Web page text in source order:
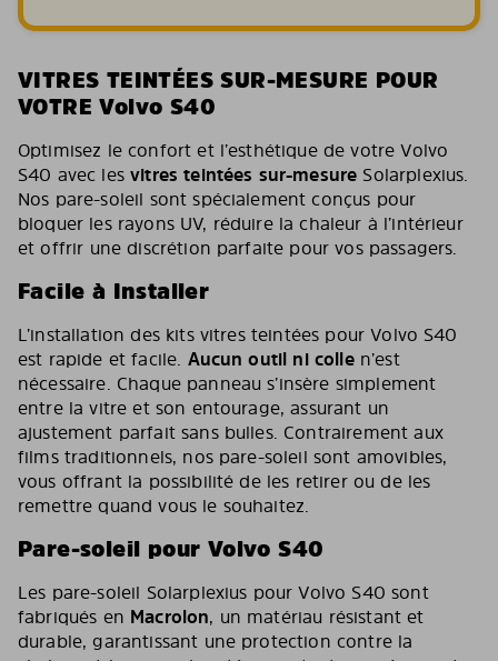
VITRES TEINTÉES SUR-MESURE POUR
VOTRE Volvo S40
Optimisez le confort et l’esthétique de votre Volvo
S40 avec lesvitres teintées sur-mesure Solarplexius.
Nos pare-soleil sont spécialement conçus pour
bloquer les rayons UV, réduire la chaleur à l’intérieur
et offrir une discrétion parfaite pour vos passagers.
Facile à Installer
L’installation des kits vitres teintées pour Volvo S40
est rapide et facile. Aucun outil ni collen’est
nécessaire. Chaque panneau s’insère simplement
entre la vitre et son entourage, assurant un
ajustement parfait sans bulles. Contrairement aux
films traditionnels, nos pare-soleil sont amovibles,
vous offrant la possibilité de les retirer ou de les
remettre quand vous le souhaitez.
Pare-soleil pour Volvo S40
Les pare-soleil Solarplexius pour Volvo S40 sont
fabriqués en Macrolon, un matériau résistant et
durable, garantissant une protection contre la